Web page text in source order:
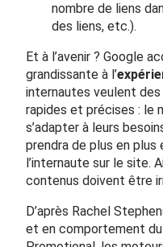
nombre de liens
des liens, etc.).
Et à l’avenir ? Google
grandissante à l’
internautes veulent
rapides et précises : le
s’adapter à leurs
prendra de plus en
l’internaute sur le site.
contenus doivent être
D’après Rachel
et en comportement